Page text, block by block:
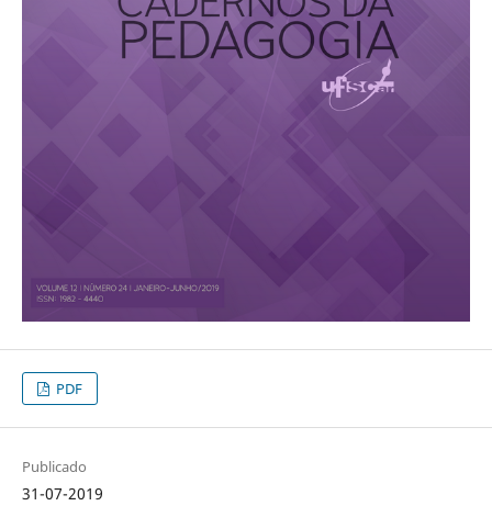
PDF
Publicado
31-07-2019